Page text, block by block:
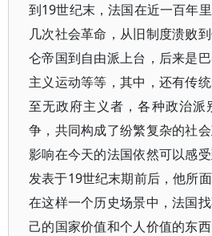
到19世纪末，法国在近一百年
几次社会革命，从旧制度溃败
仑帝国到自由派上台，后来是
主义运动等等，其中，还有传
至无政府主义者，各种政治派
争，共同构成了纷繁复杂的社
影响在今天的法国依然可以感
发表于19世纪末期前后，他所
在这样一个历史场景中，法国
己的国家价值和个人价值的东